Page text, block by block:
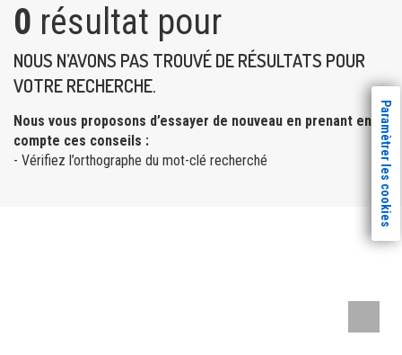
0 résultat pour
NOUS N’AVONS PAS TROUVÉ DE RÉSULTATS POUR
VOTRE RECHERCHE.
Nous vous proposons d’essayer de nouveau en prenant en
compte ces conseils :
- Vérifiez l’orthographe du mot-clé recherché
Paramètrer les cookies